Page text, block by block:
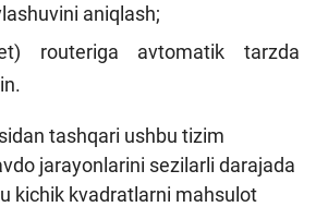
aniqlash;
routeriga avtomatik tarzda
tashqari ushbu tizim
jarayonlarini sezilarli darajada
kichik kvadratlarni mahsulot